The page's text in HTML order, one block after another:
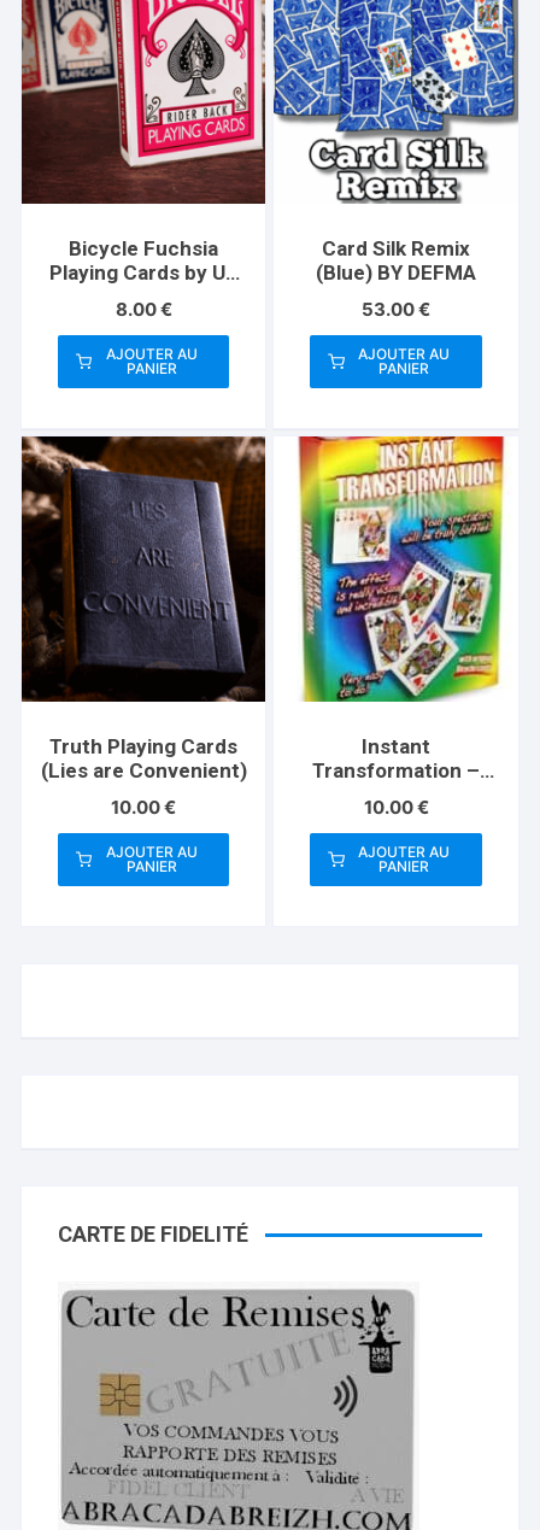
Bicycle Fuchsia
Playing Cards by US
8.00€
AJOUTER AU
PANIER
Card Silk Remix
(Blue) BY DEFMA
53.00€
AJOUTER AU
PANIER
Truth Playing Cards
(Lies are Convenient)
10.00€
AJOUTER AU
PANIER
Instant
Transformation –
10.00€
AJOUTER AU
PANIER
CARTE DE FIDELITÉ